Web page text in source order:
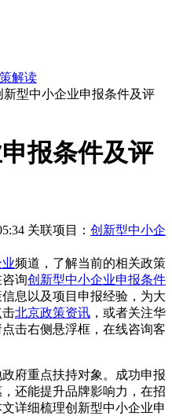
解读
新型中小企业申报条件及评
报条件及评
关联项目： 创新型中小企
频道，了解当前的相关政策
询创新型中小企业申报条件
息以及项目申报经验，为大
击北京政策资讯 ，或者关注华
击右侧悬浮框，在线咨询客
府重点扶持对象。成功申报
还能提升品牌影响力，在招
详细梳理创新型中小企业申